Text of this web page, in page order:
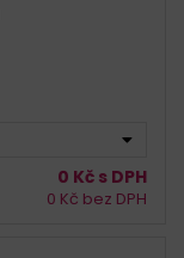
0 Kč s DPH
0 Kč bez DPH